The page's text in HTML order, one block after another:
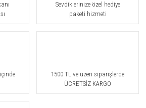
Sevdiklerinize özel hediye
paketi hizmeti
1500 TL ve üzeri siparişlerde
ÜCRETSİZ KARGO